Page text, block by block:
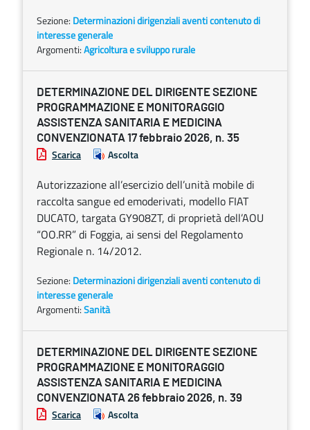
Sezione: Determinazioni dirigenziali aventi contenuto di
interesse generale
Argomenti:Agricoltura e sviluppo rurale
DETERMINAZIONE DEL DIRIGENTE SEZIONE
PROGRAMMAZIONE E MONITORAGGIO
ASSISTENZA SANITARIA E MEDICINA
CONVENZIONATA 17 febbraio 2026, n. 35
Scarica Ascolta
Autorizzazione all’esercizio dell’unità mobile di
raccolta sangue ed emoderivati, modello FIAT
DUCATO, targata GY908ZT, di proprietà dell’AOU
“OO.RR” di Foggia, ai sensi del Regolamento
Regionale n. 14/2012.
Sezione: Determinazioni dirigenziali aventi contenuto di
interesse generale
Argomenti:Sanità
DETERMINAZIONE DEL DIRIGENTE SEZIONE
PROGRAMMAZIONE E MONITORAGGIO
ASSISTENZA SANITARIA E MEDICINA
CONVENZIONATA 26 febbraio 2026, n. 39
Scarica Ascolta